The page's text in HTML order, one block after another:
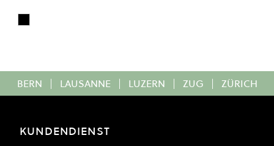
Colour
Black
BERN | LAUSANNE | LUZERN | ZUG | ZÜRICH
KUNDENDIENST